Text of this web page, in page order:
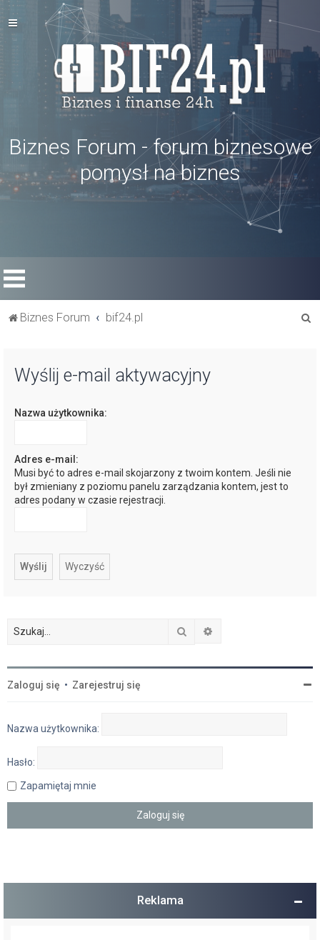
Biznes Forum - forum biznesowe
pomysł na biznes
Biznes Forum bif24.pl
Wyślij e-mail aktywacyjny
Nazwa użytkownika:
Adres e-mail:
Musi być to adres e-mail skojarzony z twoim kontem. Jeśli nie
był zmieniany z poziomu panelu zarządzania kontem, jest to
adres podany w czasie rejestracji.
Szukaj
Zaloguj się • Zarejestruj się
Nazwa użytkownika:
Hasło:
Zapamiętaj mnie
Reklama